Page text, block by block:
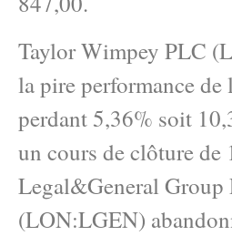
Taylor Wimpey PLC
la pire performance de
perdant 5,36% soit
un cours de clôture de
Legal&General Group
(LON:LGEN)